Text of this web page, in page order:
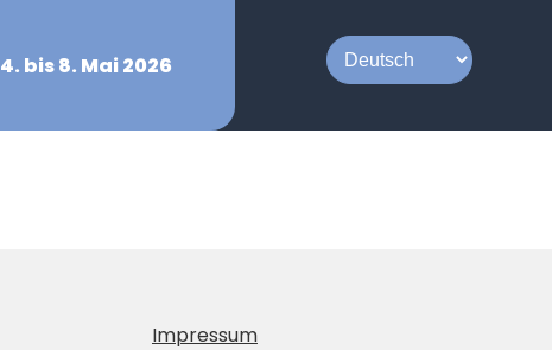
4. bis 8. Mai 2026
Impressum